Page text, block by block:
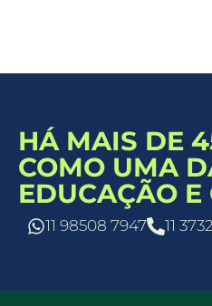
HÁ MAIS DE
COMO UMA
EDUCAÇÃO E
11 98508 7947 11